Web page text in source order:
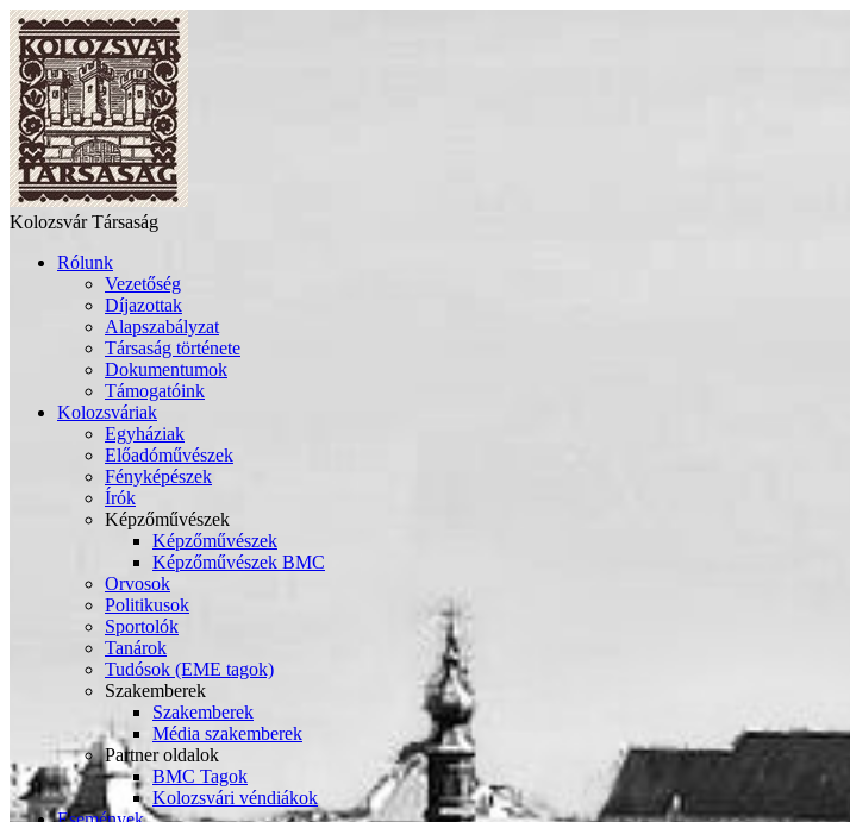
Kolozsvár Társaság
Rólunk
Vezetőség
Díjazottak
Alapszabályzat
Társaság története
Dokumentumok
Támogatóink
Kolozsváriak
Egyháziak
Előadóművészek
Fényképészek
Írók
Képzőművészek
Képzőművészek
Képzőművészek BMC
Orvosok
Politikusok
Sportolók
Tanárok
Tudósok (EME tagok)
Szakemberek
Szakemberek
Média szakemberek
Partner oldalok
BMC Tagok
Kolozsvári véndiákok